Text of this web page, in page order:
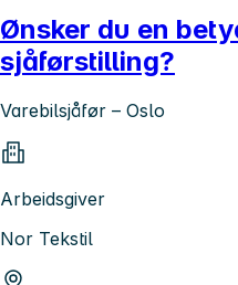
Ønsker du en
sjåførstilling?
Varebilsjåfør – Oslo
Arbeidsgiver
Nor Tekstil